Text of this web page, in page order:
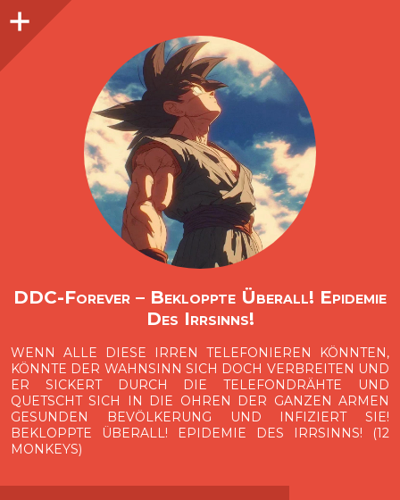
O
p
e
n
i
d
e
b
a
DDC-Forever – Bekloppte Überall! Epidemie
Des Irrsinns!
WENN ALLE DIESE IRREN TELEFONIEREN KÖNNTEN,
KÖNNTE DER WAHNSINN SICH DOCH VERBREITEN UND
ER SICKERT DURCH DIE TELEFONDRÄHTE UND
QUETSCHT SICH IN DIE OHREN DER GANZEN ARMEN
GESUNDEN BEVÖLKERUNG UND INFIZIERT SIE!
BEKLOPPTE ÜBERALL! EPIDEMIE DES IRRSINNS! (12
MONKEYS)
Seitenleiste